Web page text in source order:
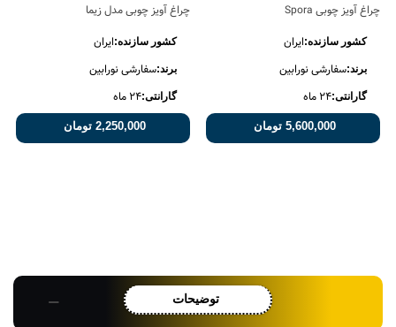
چراغ آویز چوبی Spora
کشور سازنده:ایران
برند:سفارشی نورابین
گارانتی:24 ماه
5,600,000 تومان
چراغ آویز چوبی مدل زیما
کشور سازنده:ایران
برند:سفارشی نورابین
گارانتی:24 ماه
2,250,000 تومان
توضیحات